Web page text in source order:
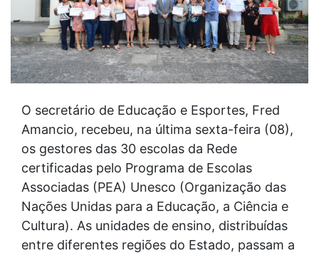
O secretário de Educação e Esportes, Fred
Amancio, recebeu, na última sexta-feira (08),
os gestores das 30 escolas da Rede
certificadas pelo Programa de Escolas
Associadas (PEA) Unesco (Organização das
Nações Unidas para a Educação, a Ciência e
Cultura). As unidades de ensino, distribuídas
entre diferentes regiões do Estado, passam a